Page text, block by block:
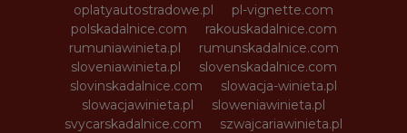
oplatyautostradowe.pl
pl-vignette.com
polskadalnice.com
rakouskadalnice.com
rumuniawinieta.pl
rumunskadalnice.com
sloveniawinieta.pl
slovenskadalnice.com
slovinskadalnice.com
slowacja-winieta.pl
slowacjawinieta.pl
sloweniawinieta.pl
svycarskadalnice.com
szwajcariawinieta.pl